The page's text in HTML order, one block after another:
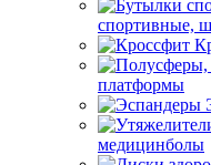
спортивные,
платформы
медицинболы